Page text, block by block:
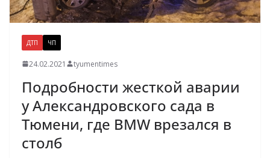
ДТП ЧП
24.02.2021 tyumentimes
Подробности жесткой аварии
у Александровского сада в
Тюмени, где BMW врезался в
столб